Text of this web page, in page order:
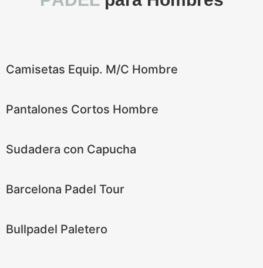
Camisetas Equip. M/C Hombre
Pantalones Cortos Hombre
Sudadera con Capucha
Barcelona Padel Tour
Bullpadel Paletero